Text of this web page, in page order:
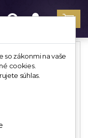
so zákonmi na vaše
cookies.
súhlas.